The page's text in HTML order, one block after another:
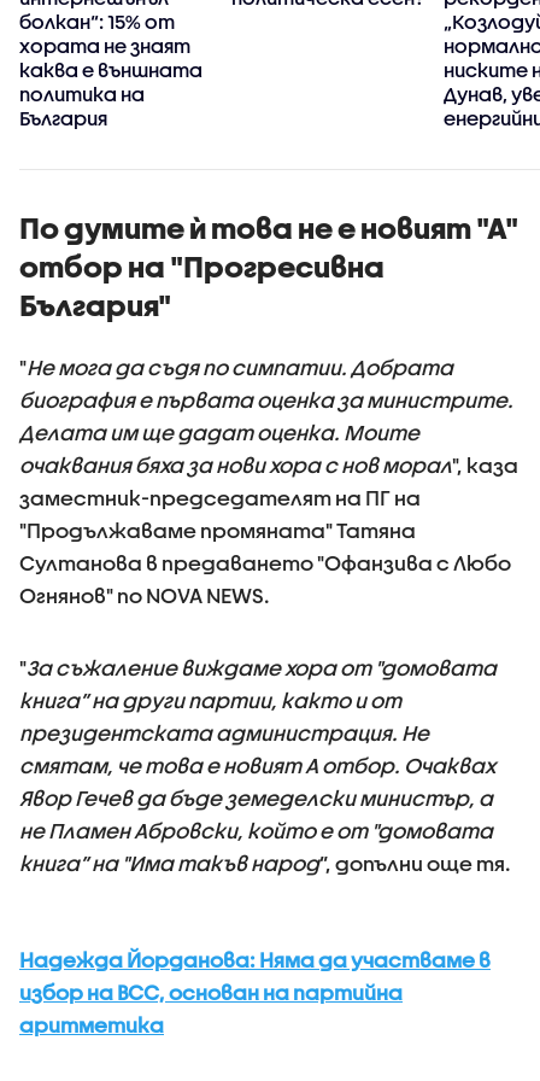
болкан“: 15% от
хората не знаят
каква е външната
политика на
България
ниските
Дунав,
По думите ѝ това не е новият "А"
отбор на "Прогресивна
България"
"Не мога да съдя по симпатии. Добрата
биография е първата оценка за министрите.
Делата им ще дадат оценка. Моите
очаквания бяха за нови хора с нов морал", каза
заместник-председателят на ПГ на
"Продължаваме промяната" Татяна
Султанова в предаването "Офанзива с Любо
Огнянов" по NOVA NEWS.
"За съжаление виждаме хора от "домовата
книга” на други партии, както и от
президентската администрация. Не
смятам, че това е новият А отбор. Очаквах
Явор Гечев да бъде земеделски министър, а
не Пламен Абровски, който е от "домовата
книга” на "Има такъв народ”, допълни още тя.
Надежда Йорданова: Няма да участваме в
избор на ВСС, основан на партийна
аритметика